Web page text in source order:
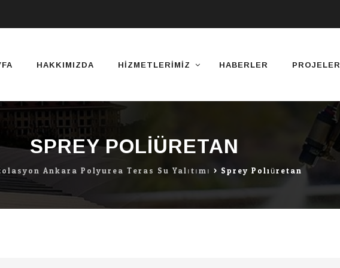
HAKKIMIZDA HIZMETLERIMIZ HABERLER PROJELER
SPREY POLIÜRETAN
Ankara Polyurea Teras Su Yalıtımı > Sprey Poliüretan